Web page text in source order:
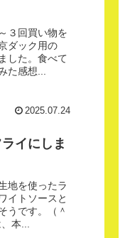
３回買い物を
ダック用の
した。食べて
た感想...
2025.07.24
イにしま
地を使ったラ
イトソースと
うです。（＾
本...